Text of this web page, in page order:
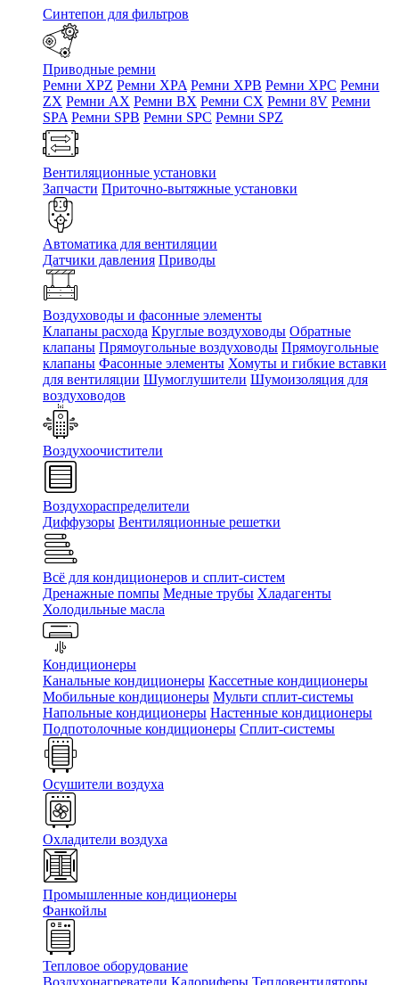
Синтепон для фильтров
Приводные ремни
Ремни XPZ Ремни XPA Ремни XPB Ремни XPC Ремни
ZX Ремни AX Ремни BX Ремни CX Ремни 8V Ремни
SPA Ремни SPB Ремни SPC Ремни SPZ
Вентиляционные установки
Запчасти Приточно-вытяжные установки
Автоматика для вентиляции
Датчики давления Приводы
Воздуховоды и фасонные элементы
Клапаны расхода Круглые воздуховоды Обратные
клапаны Прямоугольные воздуховоды Прямоугольные
клапаны Фасонные элементы Хомуты и гибкие вставки
для вентиляции Шумоглушители Шумоизоляция для
воздуховодов
Воздухоочистители
Воздухораспределители
Диффузоры Вентиляционные решетки
Всё для кондиционеров и сплит-систем
Дренажные помпы Медные трубы Хладагенты
Холодильные масла
Кондиционеры
Канальные кондиционеры Кассетные кондиционеры
Мобильные кондиционеры Мульти сплит-системы
Напольные кондиционеры Настенные кондиционеры
Подпотолочные кондиционеры Сплит-системы
Осушители воздуха
Охладители воздуха
Промышленные кондиционеры
Фанкойлы
Тепловое оборудование
Воздухонагреватели Калориферы Тепловентиляторы